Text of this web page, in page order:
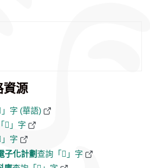
資源
」字 (華語)
𩊂」字
」字
子化計劃查詢「𩊂」字